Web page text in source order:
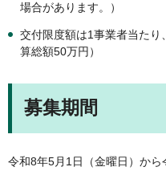
場合があります。）
交付限度額は1事業者当た
算総額50万円）
募集期間
令和8年5月1日（金曜日）か